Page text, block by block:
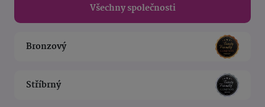
Všechny společnosti
Bronzový
Stříbrný